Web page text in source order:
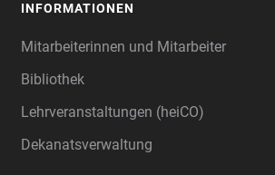
INFORMATIONEN
Mitarbeiterinnen und Mitarbeiter
Bibliothek
Lehrveranstaltungen (heiCO)
Dekanatsverwaltung